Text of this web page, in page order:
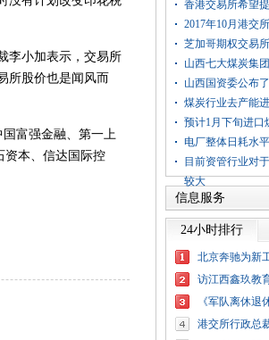
李小加表示，交易所
所股价也是闻风而
富强金融、第一上
资本、信达国际控
香港交易所希望
2017年10月港交
芝加哥期权交易
山西七大煤炭集
山西国资委公布
煤炭行业去产能
预计1月下旬进口
电厂整体日耗水
目前资管行业对
较大
信息服务
24小时排行
北京奔驰为新
访江西鑫玖教
《军队离休
港交所行政总